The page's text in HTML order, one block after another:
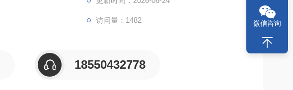
访问量：1482
18550432778
微信咨询